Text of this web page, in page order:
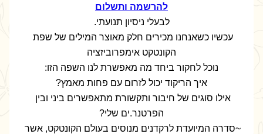
להרשמה ותשלום
לבעלי ניסיון תנועתי.
הקונטקט אימפרוביזציה
נוכל לחקור ביחד מה מאפשרת לנו השפה הזו:
איך הריקוד יכול לזרום עם פחות מאמץ?
הפרטנר.ים שלי?